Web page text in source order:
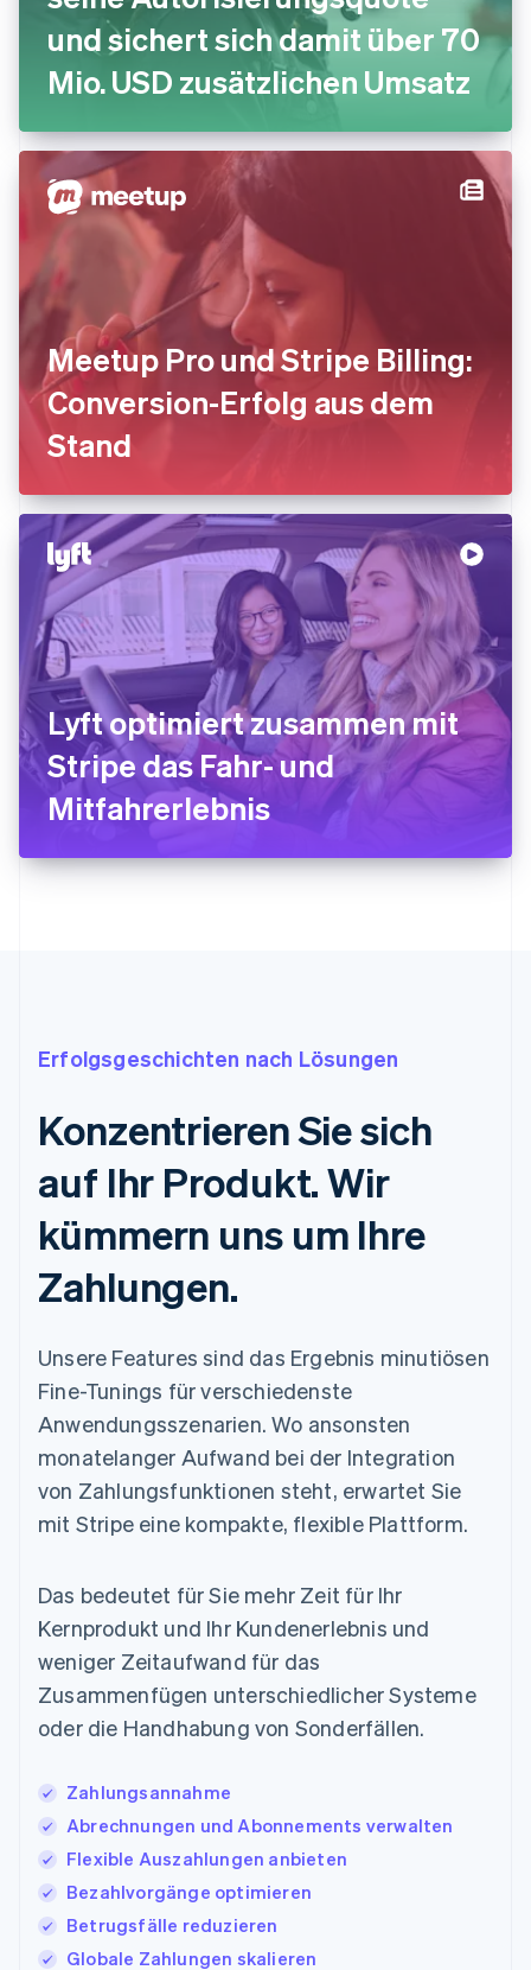
und sichert sich damit über 70
Mio. USD zusätzlichen Umsatz
Meetup Pro und Stripe Billing:
Conversion-Erfolg aus dem
Stand
Lyft optimiert zusammen mit
Stripe das Fahr- und
Mitfahrerlebnis
Erfolgsgeschichten nach Lösungen
Konzentrieren Sie sich
auf Ihr Produkt. Wir
kümmern uns um Ihre
Zahlungen.
Unsere Features sind das Ergebnis minutiösen
Fine-Tunings für verschiedenste
Anwendungsszenarien. Wo ansonsten
monatelanger Aufwand bei der Integration
von Zahlungsfunktionen steht, erwartet Sie
mit Stripe eine kompakte, flexible Plattform.
Das bedeutet für Sie mehr Zeit für Ihr
Kernprodukt und Ihr Kundenerlebnis und
weniger Zeitaufwand für das
Zusammenfügen unterschiedlicher Systeme
oder die Handhabung von Sonderfällen.
Zahlungsannahme
Abrechnungen und Abonnements verwalten
Flexible Auszahlungen anbieten
Bezahlvorgänge optimieren
Betrugsfälle reduzieren
Globale Zahlungen skalieren